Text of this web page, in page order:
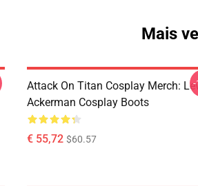
Mais
Attack On Titan Cosplay Merch:
Ackerman Cosplay Boots
€ 55,72 $60.57
-